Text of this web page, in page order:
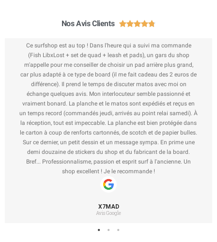
Nos Avis Clients 
Ce surfshop est au top ! Dans l'heure qui a suivi ma commande
(Fish LibxLost + set de quad + leash et pads), un gars du shop
m'appelle pour me conseiller de choisir un pad arrière plus grand,
car plus adapté à ce type de board (il me fait cadeau des 2 euros de
différence). Il prend le temps de discuter matos avec moi on
échange quelques avis. Mon interlocuteur semble passionné et
vraiment bonard. La planche et le matos sont expédiés et reçus en
un temps record (commandés jeudi, arrivés au point relai samedi). À
la réception, tout est impeccable. La planche est bien protégée dans
le carton à coup de renforts cartonnés, de scotch et de papier bulles.
Sur ce dernier, un petit dessin et un message sympa. En prime une
demi douzaine de stickers du shop et du fabricant de la board.
Bref... Professionnalisme, passion et esprit surf à l'ancienne. Un
shop excellent ! Je le recommande !
X7MAD
Avis Google